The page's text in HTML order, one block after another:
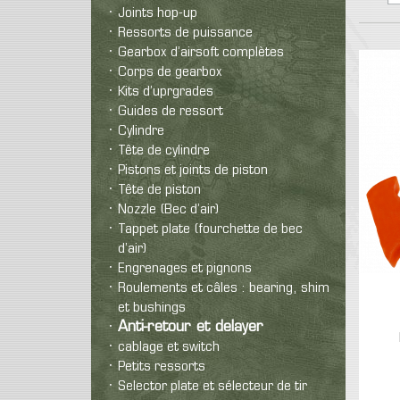
Colt 1911
Glock
Revolver
Vintage Autre
Réplique airsoft spring
T-Shirt
Polaire
Bas
Pantalon
Joints hop-up
Ressorts de puissance
Gearbox d’airsoft complètes
Corps de gearbox
Kits d’uprgrades
Guides de ressort
Cylindre
Tête de cylindre
Pistons et joints de piston
Tête de piston
Nozzle (Bec d’air)
Tappet plate (fourchette de bec
d’air)
Engrenages et pignons
Roulements et câles : bearing, shim
et bushings
Anti-retour et delayer
cablage et switch
Petits ressorts
Selector plate et sélecteur de tir